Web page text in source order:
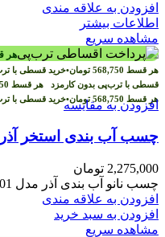
افزودن به علاقه مندی
اطلاعات بیشتر
مشاهده سریع
هر
هر قسط 568,750 تومان•خرید قسطی با
قسطی با ترب‌پی بدون کارمزد هر قسط
هر قسط 568,750 تومان•خرید قسطی باافزودن به مقایسه
چسب آب بندی استخر آذر 3 کیلویی S701
2,275,000 تومان
چسب نانو آب بندی آذر مدل S701 حجم
افزودن به علاقه مندی
افزودن به سبد خرید
مشاهده سریع